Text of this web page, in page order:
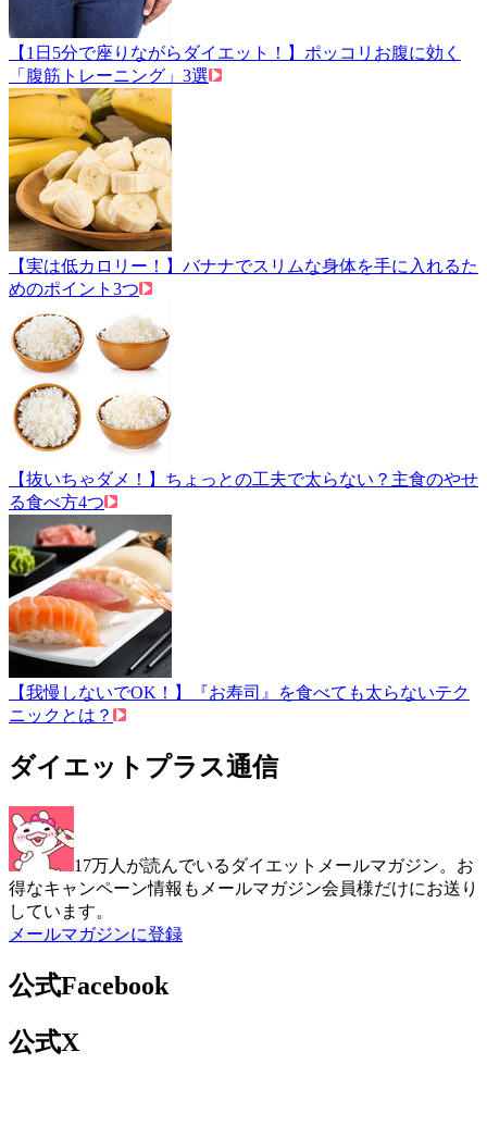
【1日5分で座りながらダイエット！】ポッコリお腹に効く
「腹筋トレーニング」3選
【実は低カロリー！】バナナでスリムな身体を手に入れるた
めのポイント3つ
【抜いちゃダメ！】ちょっとの工夫で太らない？主食のやせ
る食べ方4つ
【我慢しないでOK！】『お寿司』を食べても太らないテク
ニックとは？
ダイエットプラス通信
17万人が読んでいるダイエットメールマガジン。お
得なキャンペーン情報もメールマガジン会員様だけにお送り
しています。
メールマガジンに登録
公式Facebook
公式X